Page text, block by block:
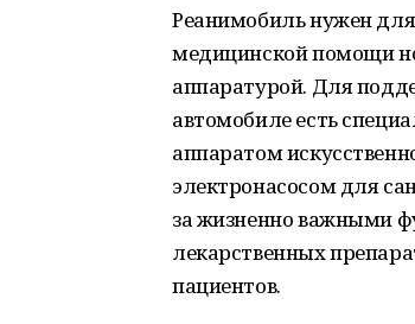
Реанимобиль нужен
медицинской помощи
аппаратурой. Для
автомобиле есть
аппаратом
электронасосом для
за жизненно важными
лекарственных
пациентов.